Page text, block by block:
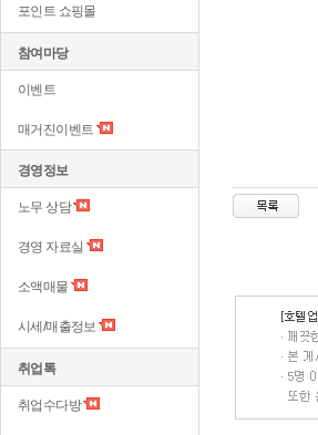
포인트 쇼핑몰
참여마당
이벤트
매거진이벤트
경영정보
노무 상담
경영 자료실
소액매물
시세/매출정보
취업톡
취업수다방